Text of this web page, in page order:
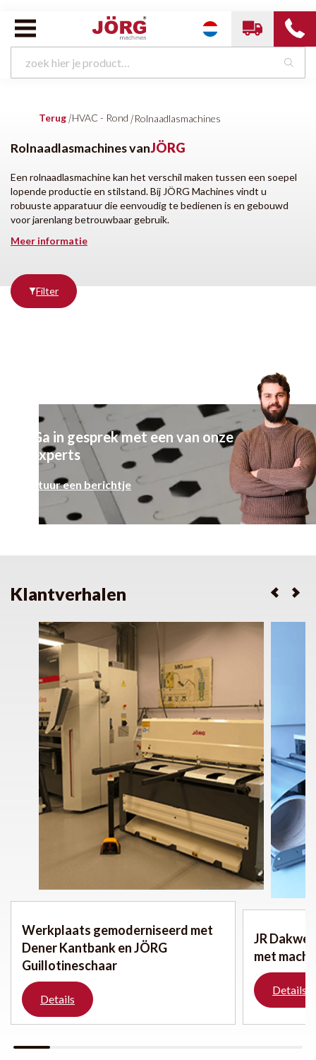
Spiraalbuismachines Rolnaadlasmachines
Productentonen
Terug |HVAC - Rond | Rolnaadlasmachines
Rolnaadlasmachines vanJÖRG
Een rolnaadlasmachine kan het verschil maken tussen een soepel
lopende productie en stilstand. Bij JÖRG Machines vindt u
robuuste apparatuur die eenvoudig te bedienen is en gebouwd
voor jarenlang betrouwbaar gebruik.
Meer informatie
Filter
Ga in gesprek met een van onze
experts
Stuur een berichtje
Klantverhalen
Werkplaats gemoderniseerd met
Dener Kantbank en JÖRG
Guillotineschaar
Details
JR
met
Details